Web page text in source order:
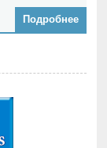
Подробнее